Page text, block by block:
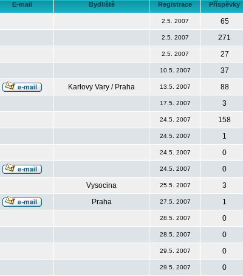
E-mail Bydliště Registrace Příspěvky
2.5. 2007
65
2.5. 2007
271
2.5. 2007
27
10.5. 2007
37
Karlovy Vary / Praha 13.5. 2007
88
17.5. 2007
3
24.5. 2007
158
24.5. 2007
1
24.5. 2007
0
24.5. 2007
0
Vysocina 25.5. 2007
3
Praha 27.5. 2007
1
28.5. 2007
0
28.5. 2007
0
29.5. 2007
0
29.5. 2007
0